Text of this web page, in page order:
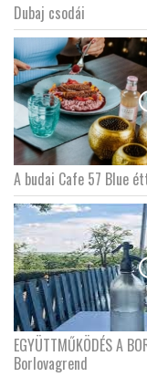
Dubaj csodái
A budai Cafe 57 Blue
EGYÜTTMŰKÖDÉS A
Borlovagrend